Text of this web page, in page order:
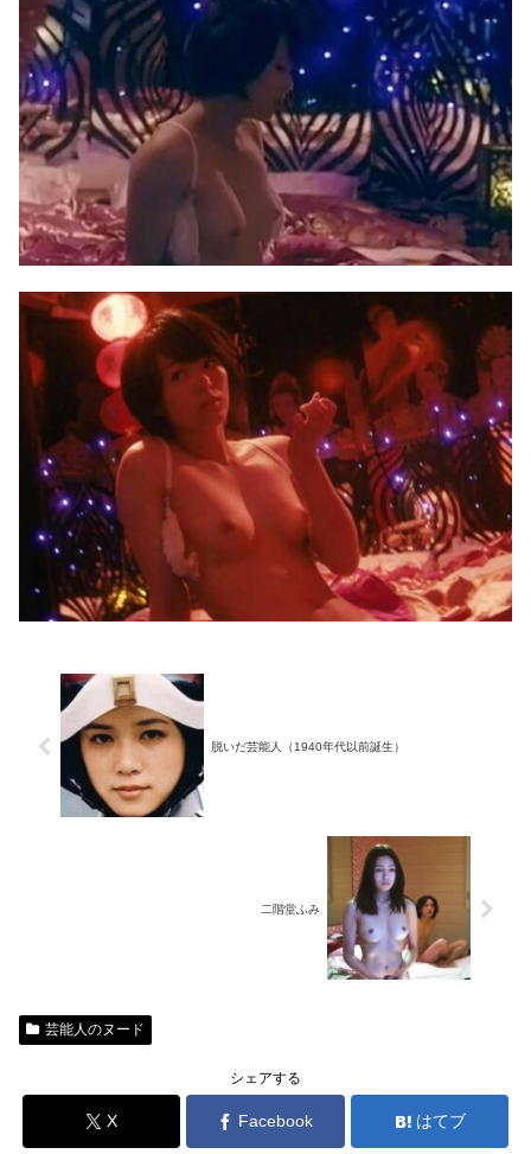
脱いだ芸能人（1940年代以前誕生）
二階堂ふみ
芸能人のヌード
シェアする
X Facebook はてブ